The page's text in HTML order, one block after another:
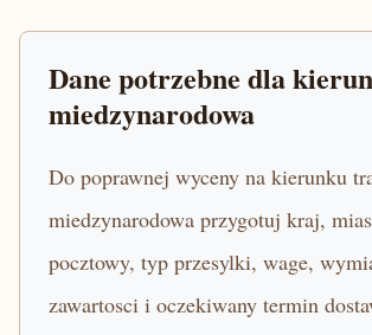
Dane potrzebne dla
miedzynarodowa
Do poprawnej wyceny na kierunku
miedzynarodowa przygotuj kraj,
pocztowy, typ przesylki, wage,
zawartosci i oczekiwany termin